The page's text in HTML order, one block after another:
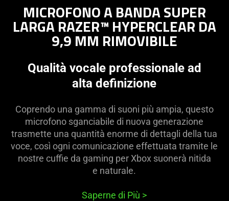
needed:
visuals
support
spoken;
MICROFONO A BANDA SUPER
LARGA RAZER™ HYPERCLEAR DA
9,9 MM RIMOVIBILE
Qualità vocale professionale ad
alta definizione
Coprendo una gamma di suoni più ampia, questo
microfono sganciabile di nuova generazione
trasmette una quantità enorme di dettagli della tua
voce, così ogni comunicazione effettuata tramite le
nostre cuffie da gaming per Xbox suonerà nitida
e naturale.
Saperne di Più >